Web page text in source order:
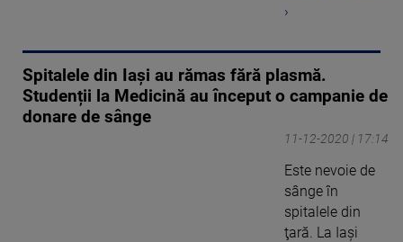
›
Spitalele din Iași au rămas fără plasmă.
Studenții la Medicină au început o campanie de
donare de sânge
11-12-2020 | 17:14
Este nevoie de
sânge în
spitalele din
ţară. La Iaşi